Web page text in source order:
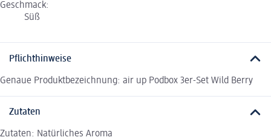
Geschmack:
Süß
Pflichthinweise
Genaue Produktbezeichnung: air up Podbox 3er-Set Wild Berry
Zutaten
Zutaten: Natürliches Aroma